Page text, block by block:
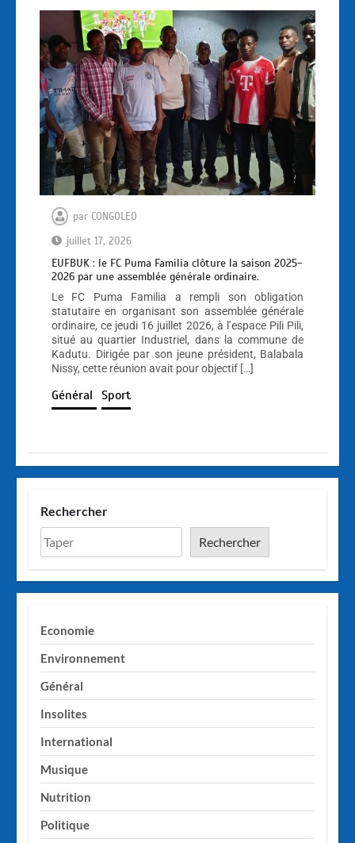
par CONGOLEO
juillet 17, 2026
EUFBUK : le FC Puma Familia clôture la saison 2025-
2026 par une assemblée générale ordinaire.
Le FC Puma Familia a rempli son obligation
statutaire en organisant son assemblée générale
ordinaire, ce jeudi 16 juillet 2026, à l’espace Pili Pili,
situé au quartier Industriel, dans la commune de
Kadutu. Dirigée par son jeune président, Balabala
Nissy, cette réunion avait pour objectif […]
Général Sport
Rechercher
Rechercher
Economie
Environnement
Général
Insolites
International
Musique
Nutrition
Politique